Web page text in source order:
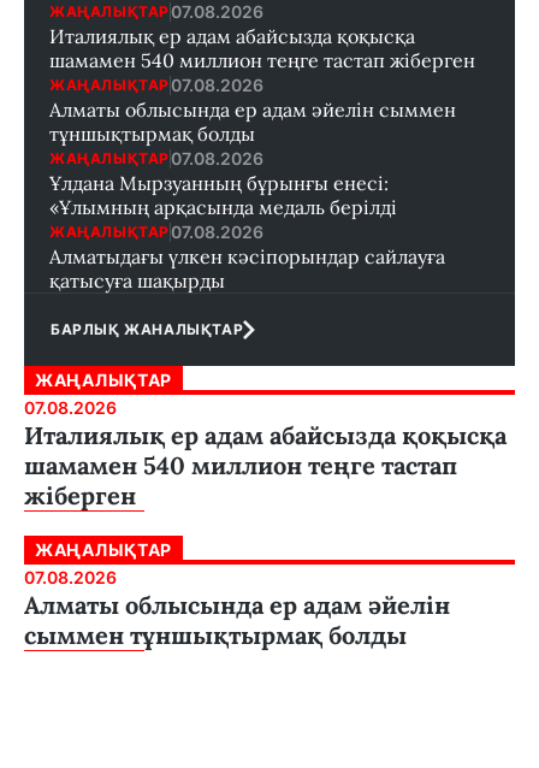
ЖАҢАЛЫҚТАР 07.08.2026
Италиялық ер адам абайсызда қоқысқа
шамамен 540 миллион теңге тастап жіберген
ЖАҢАЛЫҚТАР 07.08.2026
Алматы облысында ер адам әйелін сыммен
тұншықтырмақ болды
ЖАҢАЛЫҚТАР 07.08.2026
Ұлдана Мырзуанның бұрынғы енесі:
«Ұлымның арқасында медаль берілді
ЖАҢАЛЫҚТАР 07.08.2026
Алматыдағы үлкен кәсіпорындар сайлауға
қатысуға шақырды
БАРЛЫҚ ЖАНАЛЫҚТАР
ЖАҢАЛЫҚТАР
07.08.2026
Италиялық ер адам абайсызда қоқысқа
шамамен 540 миллион теңге тастап
жіберген
ЖАҢАЛЫҚТАР
07.08.2026
Алматы облысында ер адам әйелін
сыммен тұншықтырмақ болды